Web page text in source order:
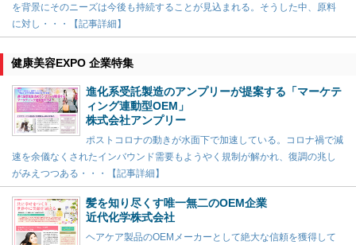
を背景にそのニーズは今後も持続することが見込まれる。そうした中、原料
に対し・・・【記事詳細】
健康美容EXPO 企業特集
進化系受託製造のアンプリーが提案する「マーケテ
ィング連動型OEM」
株式会社アンプリー
ポストコロナの動きが水面下で加速している。コロナ禍で減
速を余儀なくされたインバウンド需要もようやく規制が解かれ、復調の兆し
がみえつつある・・・【記事詳細】
髪を知り尽くす唯一無二のOEM企業
近代化学株式会社
ヘアケア製品のOEMメーカーとして絶大な信頼を獲得して